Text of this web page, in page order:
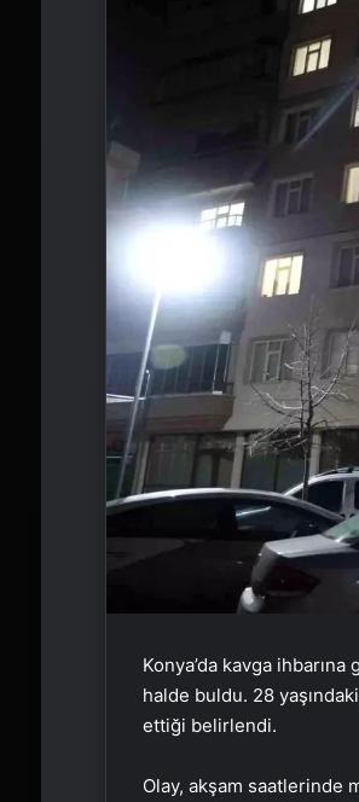
Konya’da kavga
halde buldu. 28
ettiği belirlendi.
Olay, akşam saatlerinde